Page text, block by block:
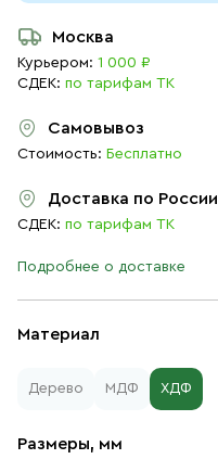
Материал
Дерево МДФ ХДФ
Размеры, мм
Москва
Курьером: 1 000 ₽
СДЕК: по тарифам ТК
Самовывоз
Стоимость: Бесплатно
Доставка по России
СДЕК: по тарифам ТК
Подробнее о доставке